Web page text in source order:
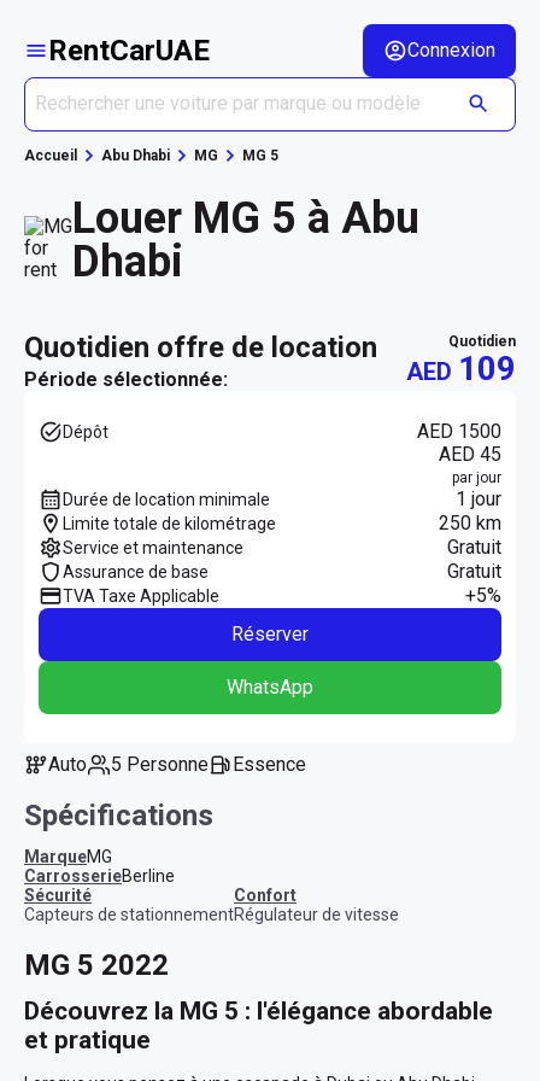
RentCarUAE Connexion
Accueil Abu Dhabi MG MG 5
Louer MG 5 à Abu
Dhabi
quotidien offre de location
Période sélectionnée:
quotidien
AED 109
Dépôt
AED 1500
AED 45
par jour
Durée de location minimale 1 jour
Limite totale de kilométrage 250 km
Service et maintenance Gratuit
Assurance de base Gratuit
TVA Taxe Applicable
+5%
Réserver
WhatsApp
Auto 5 Personne Essence
Spécifications
MarqueMG
CarrosserieBerline
sécurité
Capteurs de stationnement
confort
Régulateur de vitesse
MG 5 2022
Découvrez la MG 5 : l'élégance abordable
et pratique